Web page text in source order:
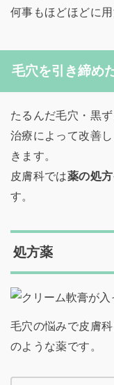
何事もほどほどに
毛穴を引き締め
たるんだ毛穴・黒
治療によって改善
きます。
皮膚科では薬の処方
す。
処方薬
毛穴の悩みで皮膚
のような薬です。